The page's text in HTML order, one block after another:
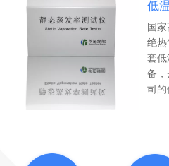
低
国
绝热
套低
备，
司的